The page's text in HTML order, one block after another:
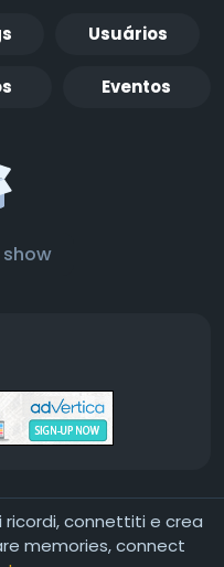
Usuários
Eventos
ricordi, connettiti e crea
memories, connect